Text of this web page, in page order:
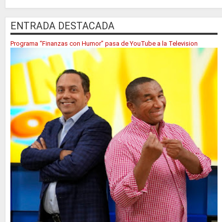
ENTRADA DESTACADA
Programa “Finanzas con Humor” pasa de YouTube a la Television